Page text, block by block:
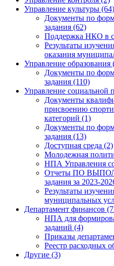
Управление культуры (64)
Документы по
задания (62)
Поддержка НКО в
Результаты
оказания
Управление образования
Документы по
задания (110)
Управление социальной
Документы
присвоению
категорий (1)
Документы по
задания (13)
Доступная среда (2)
Молодежная
НПА Управления
Отчеты ПО
задания за 2023-
Результаты
муниципальных
Департамент финансов
НПА для
заданий (4)
Приказы
Реестр расходных
Другие (3)